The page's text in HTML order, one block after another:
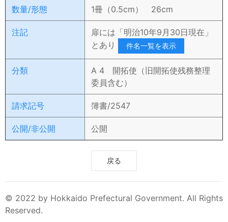
数量/形態 1冊（0.5cm） 26cm
注記
扉には「明治10年9月30日現在」
とあり
件名一覧を表示
分類
A 4 開拓使（旧開拓使残務整理
委員含む）
請求記号 簿書/2547
公開/非公開 公開
戻る
© 2022 by Hokkaido Prefectural Government. All Rights
Reserved.